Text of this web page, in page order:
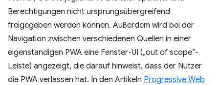
Berechtigungen nicht ursprungsübergreifend
freigegeben werden können. Außerdem wird bei der
Navigation zwischen verschiedenen Quellen in einer
eigenständigen PWA eine Fenster-UI („out of scope“-
Leiste) angezeigt, die darauf hinweist, dass der Nutzer
die PWA verlassen hat. In den Artikeln Progressive Web